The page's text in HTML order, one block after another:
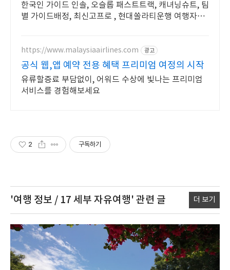
한국인 가이드 인솔, 오슬롭 패스트트랙, 캐녀닝슈트, 팀
별 가이드배정, 최신고프로 , 현대쏠라티운행 여행자보
https://www.malaysiaairlines.com 광고
공식 웹,앱 예약 전용 혜택 프리미엄 여정의 시작
유류할증료 부담없이, 어워드 수상에 빛나는 프리미엄
서비스를 경험해보세요
2 구독하기
'여행 정보 / 17 세부 자유여행' 관련 글 더 보기